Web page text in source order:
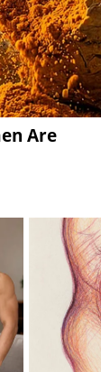
Are